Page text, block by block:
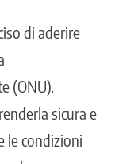
di aderire
(ONU).
sicura e
le condizioni